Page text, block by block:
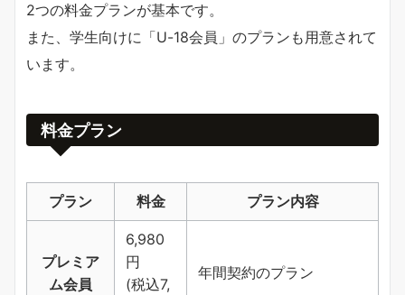
2つの料金プランが基本です。
また、学生向けに「U-18会員」のプランも用意されて
います。
料金プラン
プラン 料金 プラン内容
プレミア
ム会員
6,980
円
(税込7,
年間契約のプラン